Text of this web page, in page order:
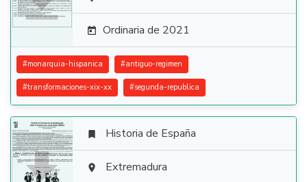
 Ordinaria de 2021
#monarquia-hispanica #antiguo-regimen
#transformaciones-xix-xx #segunda-republica
 Historia de España
 Extremadura